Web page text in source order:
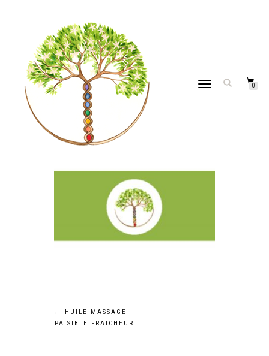
DÉPLIER
0
VERT
PARTHAÏS 20 JUIN 2017
COMMENTAIRES
Navigation
←
HUILE MASSAGE –
PAISIBLE FRAICHEUR